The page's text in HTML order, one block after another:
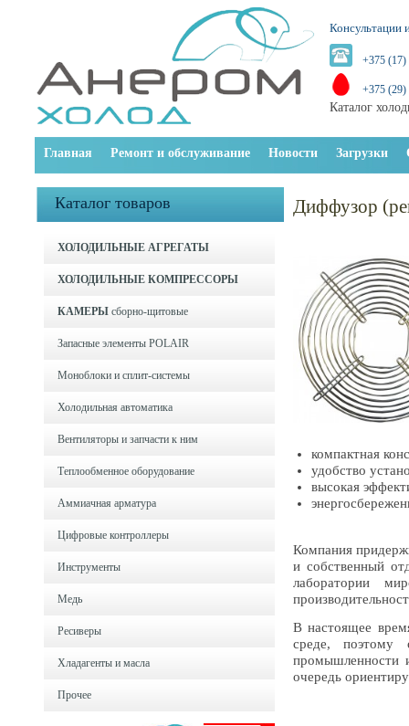
Консультации
+375 (17)
+375 (29)
Каталог
Главная Ремонт и обслуживание Новости Загрузки
Каталог товаров
ХОЛОДИЛЬНЫЕ АГРЕГАТЫ
ХОЛОДИЛЬНЫЕ КОМПРЕССОРЫ
КАМЕРЫ сборно-щитовые
Запасные элементы POLAIR
Моноблоки и cплит-системы
Холодильная автоматика
Вентиляторы и запчасти к ним
Теплообменное оборудование
Аммиачная арматура
Цифровые контроллеры
Инструменты
Медь
Ресиверы
Хладагенты и масла
Прочее
Диффузор
компактная
удобство
высокая
Компания
и собственный
лаборатории
В настоящее
среде, поэтому
промышленности
очередь